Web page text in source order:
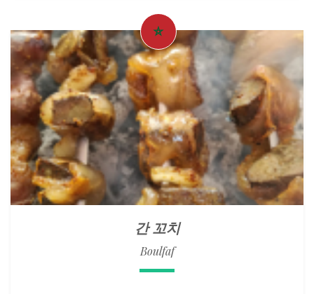
간 꼬치
Boulfaf